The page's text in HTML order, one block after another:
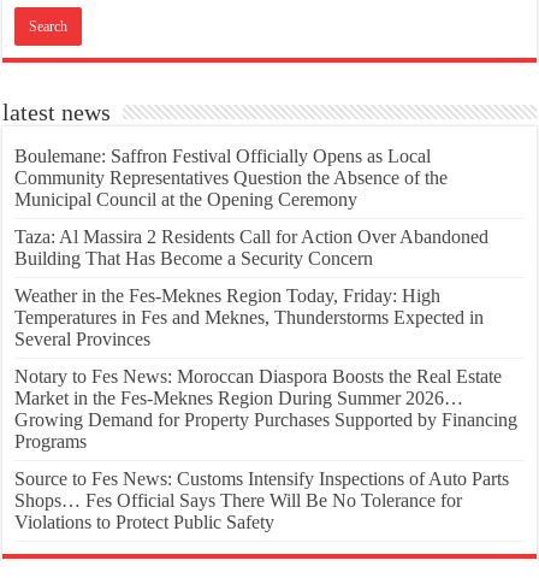
latest news
Boulemane: Saffron Festival Officially Opens as Local
Community Representatives Question the Absence of the
Municipal Council at the Opening Ceremony
Taza: Al Massira 2 Residents Call for Action Over Abandoned
Building That Has Become a Security Concern
Weather in the Fes-Meknes Region Today, Friday: High
Temperatures in Fes and Meknes, Thunderstorms Expected in
Several Provinces
Notary to Fes News: Moroccan Diaspora Boosts the Real Estate
Market in the Fes-Meknes Region During Summer 2026…
Growing Demand for Property Purchases Supported by Financing
Programs
Source to Fes News: Customs Intensify Inspections of Auto Parts
Shops… Fes Official Says There Will Be No Tolerance for
Violations to Protect Public Safety